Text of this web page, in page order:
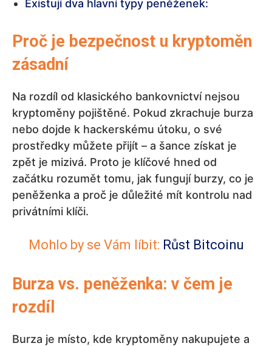
Existují dva hlavní typy peněženek:
Proč je bezpečnost u kryptoměn
zásadní
Na rozdíl od klasického bankovnictví nejsou
kryptoměny pojištěné. Pokud zkrachuje burza
nebo dojde k hackerskému útoku, o své
prostředky můžete přijít – a šance získat je
zpět je mizivá. Proto je klíčové hned od
začátku rozumět tomu, jak fungují burzy, co je
peněženka a proč je důležité mít kontrolu nad
privátními klíči.
Mohlo by se Vám líbit: Růst Bitcoinu
Burza vs. peněženka: v čem je
rozdíl
Burza je místo, kde kryptoměny nakupujete a